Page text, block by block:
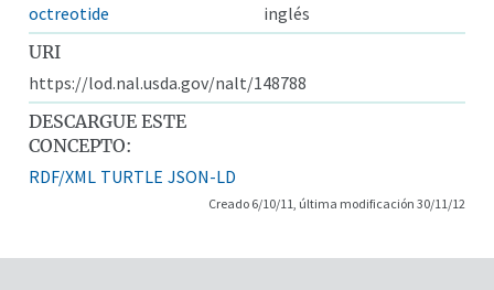
octreotide
inglés
URI
https://lod.nal.usda.gov/nalt/148788
DESCARGUE ESTE
CONCEPTO:
RDF/XML TURTLE JSON-LD
Creado 6/10/11, última modificación 30/11/12